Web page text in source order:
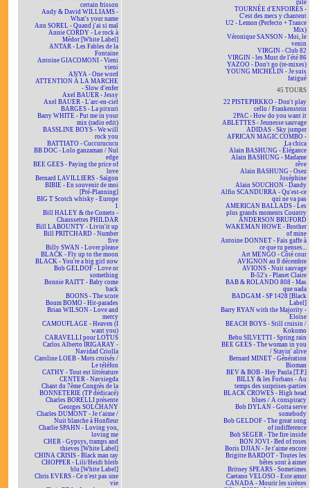
certain frisson
Andy & David WILLIAMS -
What's your name
Ann SOREL - Quand j'ai si mal
Annie CORDY - Le rock à
Médor [White Label]
ANTAR - Les Fables de la
Fontaine
Antoine GIACOMONI - Vieni
vieni
ANYA - One word
ATTENTION À LA MARCHE
- Slow d'enfer
Axel BAUER - Jessy
Axel BAUER - L'arc-en-ciel
BARGES - La pitxuri
Barry WHITE - Put me in your
mix (radio edit)
BASSLINE BOYS - We will
rock you
BATTIATO - Cuccurucucu
BB DOC - Lolo ganzaman / Nul
edge
BEE GEES - Paying the price of
love
Bernard LAVILLIERS - Saïgon
BIBIE - En souvenir de moi
[Pré-Planning]
BIG T Scotch whisky - Europe
1
Bill HALEY & the Comets -
Chaussettes PHILDAR
Bill LABOUNTY - Livin'it up
Bill PRITCHARD - Number
five
Billy SWAN - Lover please
BLACK - Fly up to the moon
BLACK - You're a big girl now
Bob GELDOF - Love or
something
Bonnie RAITT - Baby come
back
BOONS - The score
Boum BOMO - Hit-parades
Brian WILSON - Love and
mercy
CAMOUFLAGE - Heaven (I
want you)
CARAVELLI pour LOTUS
Carlos Alberto IRIGARAY -
Navidad Criolla
Caroline LOEB - Mots croisés /
Le téléfon
CATHY - Tout est littérature
CENTER - Navsiegda
Chant du 7ème Congrès de la
BONNETERIE (TP dédicacé)
Charles BORELLI présente
Georges SOLCHANY
Charles DUMONT - Je t'aime /
Nuit blanche à Honfleur
Charlie SPAHN - Loving you,
loving me
CHER - Gypsys, tramps and
thieves [White Label]
CHINA CRISIS - Black man ray
CHOPPER - Lili/Heidi bleib
blu [White Label]
Chris EVERS - Ce n'est pas une
vie
rule
TOURNÉE d'ENFOIRÉS -
C'est des mecs y chantent
U2 - Lemon (Perfecto + Trance
Mix)
Véronique SANSON - Moi, le
venin
VIRGIN - Club 82
VIRGIN - les Must de l'été 86
YAZOO - Don't go (re-mixes)
YOUNG MICHELIN - Je suis
fatigué
45 TOURS
22 PISTEPIRKKO - Don't play
cello / Frankenstein
2PAC - How do you want it
ABLETTES - Jeunesse sauvage
ADIDAS - Sky jumper
AFRICAN MAGIC COMBO -
La chica
Alain BASHUNG - Élégance
Alain BASHUNG - Madame
rêve
Alain BASHUNG - Osez
Joséphine
Alain SOUCHON - Dandy
Alfio SCANDURRA - Qu'est-ce
qui ne va pas
AMERICAN BALLADS - Les
plus grands moments Country
ANDERSON BRUFORD
WAKEMAN HOWE - Brother
of mine
Antoine DONNET - Fais gaffe à
ce que tu penses...
Art MENGO - Côté cour
AVIGNON au 8 décembre
AVIONS - Nuit sauvage
B-52's - Planet Claire
BAB & ROLANDO 808 - Mas
que nada
BADGAM - SP 1428 [Black
Label]
Barry RYAN with the Majority -
Eloïse
BEACH BOYS - Still cruisin /
Kokomo
Bebu SILVETTI - Spring rain
BEE GEES - The woman in you
/ Stayin' alive
Bernard MINET - Génération
Bioman
BEV & BOB - Hey Paula [T.P.]
BILLY & les Forbans - Au
temps des surprises-parties
BLACK CROWES - High head
blues / A conspiracy
Bob DYLAN - Gotta serve
somebody
Bob GELDOF - The great song
of indifference
Bob SEGER - The fire inside
BON JOVI - Bed of roses
Boris DJIAN - Je t'aime encore
Brigitte BARDOT - Toutes les
bêtes sont à aimer
Britney SPEARS - Sometimes
Caetano VELOSO - Este amor
CANADA - Mourir les sirènes